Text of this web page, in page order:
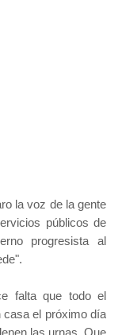
la voz de la gente
públicos de
progresista al
falta que todo el
casa el próximo día